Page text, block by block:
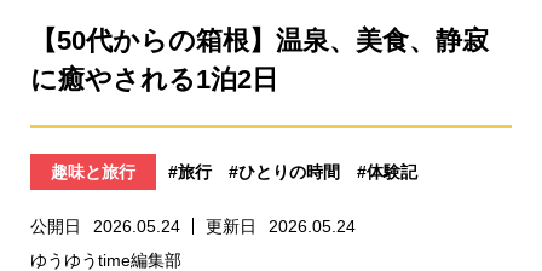
【50代からの箱根】温泉、美食、静寂
に癒やされる1泊2日
趣味と旅行 #旅行 #ひとりの時間 #体験記
公開日 2026.05.24 更新日
2026.05.24
ゆうゆうtime編集部